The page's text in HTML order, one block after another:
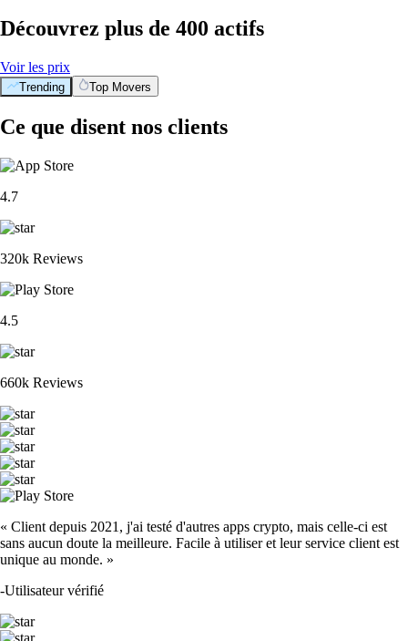
Découvrez plus de 400 actifs
Voir les prix
Trending Top Movers
Ce que disent nos clients
4.7
320k Reviews
4.5
660k Reviews
« Client depuis 2021, j'ai testé d'autres apps crypto, mais celle-ci est
sans aucun doute la meilleure. Facile à utiliser et leur service client est
unique au monde. »
-Utilisateur vérifié